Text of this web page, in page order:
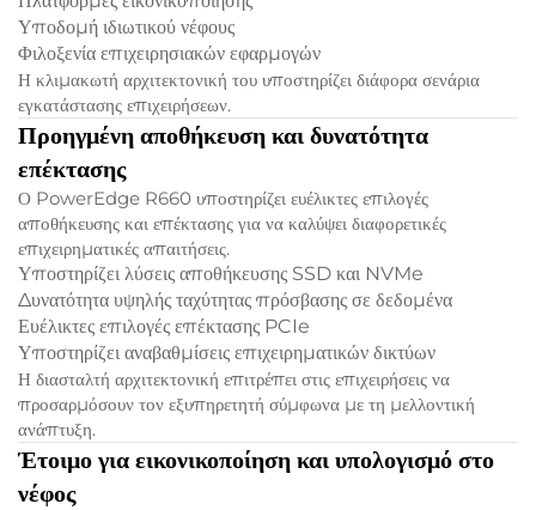
Υποδομή ιδιωτικού νέφους
Φιλοξενία επιχειρησιακών εφαρμογών
Η κλιμακωτή αρχιτεκτονική του υποστηρίζει διάφορα σενάρια
εγκατάστασης επιχειρήσεων.
Προηγμένη αποθήκευση και δυνατότητα
επέκτασης
Ο PowerEdge R660 υποστηρίζει ευέλικτες επιλογές
αποθήκευσης και επέκτασης για να καλύψει διαφορετικές
επιχειρηματικές απαιτήσεις.
Υποστηρίζει λύσεις αποθήκευσης SSD και NVMe
Δυνατότητα υψηλής ταχύτητας πρόσβασης σε δεδομένα
Ευέλικτες επιλογές επέκτασης PCIe
Υποστηρίζει αναβαθμίσεις επιχειρηματικών δικτύων
Η διασταλτή αρχιτεκτονική επιτρέπει στις επιχειρήσεις να
προσαρμόσουν τον εξυπηρετητή σύμφωνα με τη μελλοντική
ανάπτυξη.
Έτοιμο για εικονικοποίηση και υπολογισμό στο
νέφος